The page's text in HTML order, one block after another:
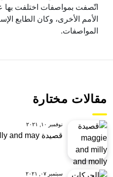
اتّصفت بمواصفات اختلفت بها
الأمم الأخرى، وكان الطابع
المواصفات.
مقالات مختارة
نوفمبر ١٠, ٢٠٢١
قصيدة maggie and milly and molly and may
سبتمبر ٠٧, ٢٠٢١